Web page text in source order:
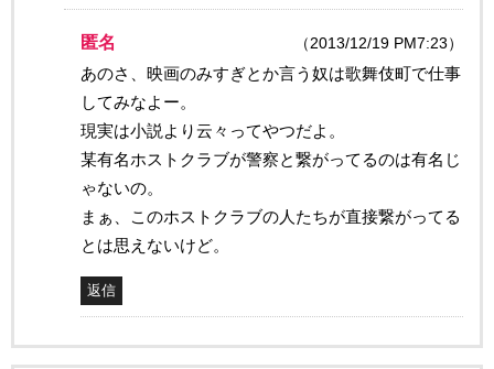
匿名 （2013/12/19 PM7:23）
あのさ、映画のみすぎとか言う奴は歌舞伎町で仕事
してみなよー。
現実は小説より云々ってやつだよ。
某有名ホストクラブが警察と繋がってるのは有名じ
ゃないの。
まぁ、このホストクラブの人たちが直接繋がってる
とは思えないけど。
返信